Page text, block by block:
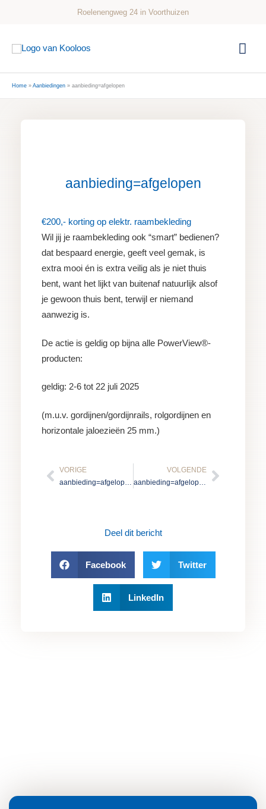
inhoud
Roelenengweg 24 in Voorthuizen
Home Aanbiedingen aanbieding=afgelopen
aanbieding=afgelopen
€200,- korting op elektr. raambekleding
Wil jij je raambekleding ook “smart” bedienen?
dat bespaard energie, geeft veel gemak, is
extra mooi én is extra veilig als je niet thuis
bent, want het lijkt van buitenaf natuurlijk alsof
je gewoon thuis bent, terwijl er niemand
aanwezig is.
De actie is geldig op bijna alle PowerView®-
producten:
geldig: 2-6 tot 22 juli 2025
(m.u.v. gordijnen/gordijnrails, rolgordijnen en
horizontale jaloezieën 25 mm.)
Vorige
VORIGE
VOLGENDE
aanbieding=afgelopen
Deel dit bericht
Facebook Twitter
LinkedIn